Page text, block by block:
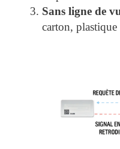
Sans ligne de
carton,